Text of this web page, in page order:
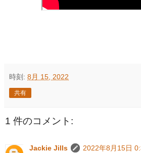
時刻: 8月 15, 2022
共有
1 件のコメント:
Jackie Jills
2022年8月15日